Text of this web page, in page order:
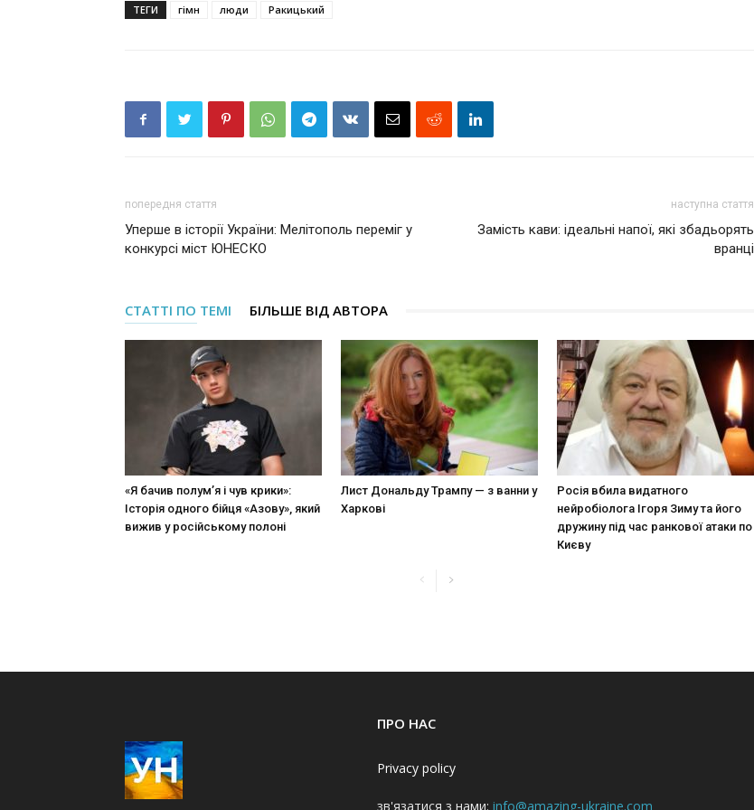
ТЕГИ гімн люди Ракицький
попередня стаття
Уперше в історії України: Мелітополь переміг у
конкурсі міст ЮНЕСКО
наступна стаття
Замість кави: ідеальні напої, які збадьорять
вранці
СТАТТІ ПО ТЕМІ БІЛЬШЕ ВІД АВТОРА
«Я бачив полум’я і чув крики»:
Історія одного бійця «Азову», який
вижив у російському полоні
Лист Дональду Трампу — з ванни у
Харкові
Росія вбила видатного
нейробіолога Ігоря Зиму та його
дружину під час ранкової атаки по
Києву
ПРО НАС
Privacy policy
зв'язатися з нами: info@amazing-ukraine.com